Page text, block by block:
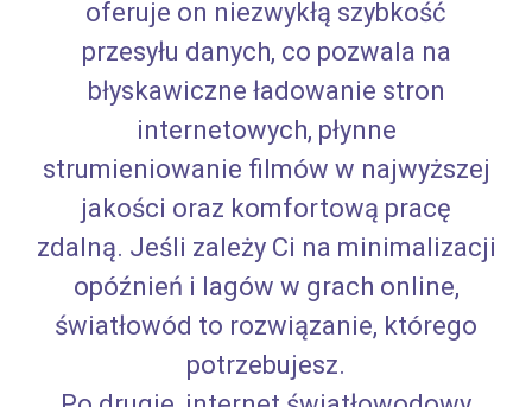
oferuje on niezwykłą szybkość
przesyłu danych, co pozwala na
błyskawiczne ładowanie stron
internetowych, płynne
strumieniowanie filmów w najwyższej
jakości oraz komfortową pracę
zdalną. Jeśli zależy Ci na minimalizacji
opóźnień i lagów w grach online,
światłowód to rozwiązanie, którego
potrzebujesz.